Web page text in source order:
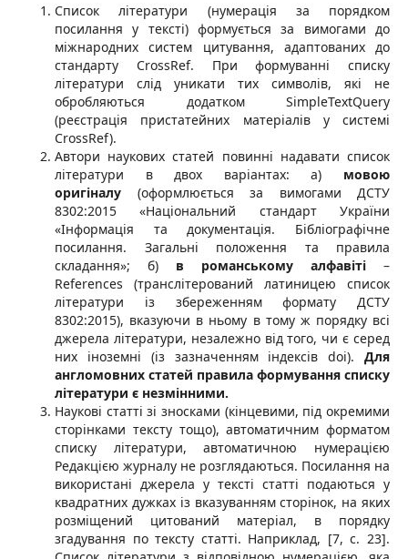
Список літератури (нумерація за порядком
посилання у тексті) формується за вимогами до
міжнародних систем цитування, адаптованих до
стандарту CrossRef. При формуванні списку
літератури слід уникати тих символів, які не
обробляються додатком SimpleTextQuery
(реєстрація пристатейних матеріалів у системі
CrossRef).
Автори наукових статей повинні надавати список
літератури в двох варіантах: а) мовою
оригіналу (оформлюється за вимогами ДСТУ
8302:2015 «Національний стандарт України
«Інформація та документація. Бібліографічне
посилання. Загальні положення та правила
складання»; б) в романському алфавіті –
References (транслітерований латиницею список
літератури із збереженням формату ДСТУ
8302:2015), вказуючи в ньому в тому ж порядку всі
джерела літератури, незалежно від того, чи є серед
них іноземні (із зазначенням індексів doi). Для
англомовних статей правила формування списку
літератури є незмінними.
Наукові статті зі зносками (кінцевими, під окремими
сторінками тексту тощо), автоматичним форматом
списку літератури, автоматичною нумерацією
Редакцією журналу не розглядаються. Посилання на
використані джерела у тексті статті подаються у
квадратних дужках із вказуванням сторінок, на яких
розміщений цитований матеріал, в порядку
згадування по тексту статті. Наприклад, [7, с. 23].